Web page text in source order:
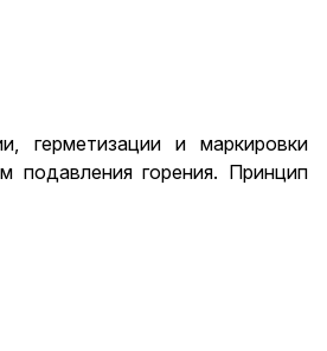
герметизации и маркировки
подавления горения. Принцип